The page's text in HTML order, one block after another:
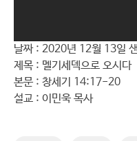
날짜 : 2020년 12월 13일
제목 : 멜기세덱으로 오시다
본문 : 창세기 14:17-20
설교 : 이민욱 목사